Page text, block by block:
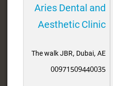
Aries Dental and
Aesthetic Clinic
The walk JBR, Dubai, AE
00971509440035